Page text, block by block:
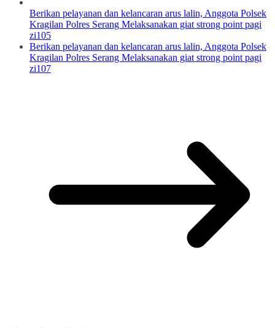
Berikan pelayanan dan kelancaran arus lalin, Anggota Polsek
Kragilan Polres Serang Melaksanakan giat strong point pagi
zi105
Berikan pelayanan dan kelancaran arus lalin, Anggota Polsek
Kragilan Polres Serang Melaksanakan giat strong point pagi
zi107